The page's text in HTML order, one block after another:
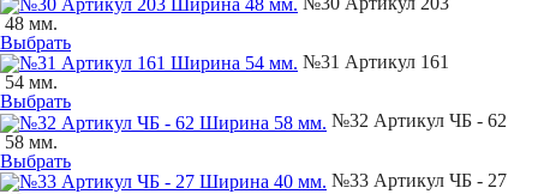
48 мм.
Выбрать
№31 Артикул 161
54 мм.
Выбрать
№32 Артикул ЧБ - 62
58 мм.
Выбрать
№33 Артикул ЧБ - 27